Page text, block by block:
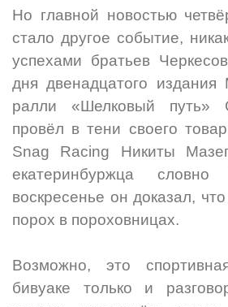
Но главной новостью
стало другое событие,
успехами братьев
дня двенадцатого издания
ралли «Шелковый путь»
провёл в тени своего
Snag Racing Никиты
екатеринбуржца
воскресенье он доказал,
порох в пороховницах.
Возможно, это
бивуаке только и